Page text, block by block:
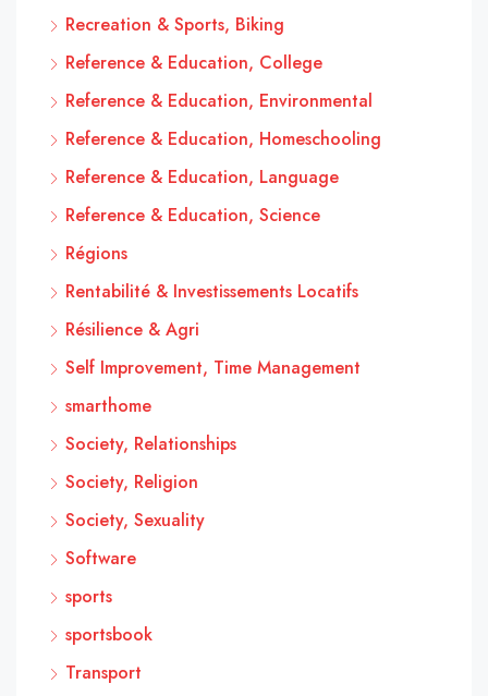
Recreation & Sports, Biking
Reference & Education, College
Reference & Education, Environmental
Reference & Education, Homeschooling
Reference & Education, Language
Reference & Education, Science
Régions
Rentabilité & Investissements Locatifs
Résilience & Agri
Self Improvement, Time Management
smarthome
Society, Relationships
Society, Religion
Society, Sexuality
Software
sports
sportsbook
Transport